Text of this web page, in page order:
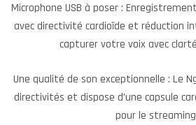
Microphone USB à poser :
avec directivité cardioïde et réduction
capturer votre voix avec
Une qualité de son exceptionnelle : Le
directivités et dispose d’une capsule
pour le